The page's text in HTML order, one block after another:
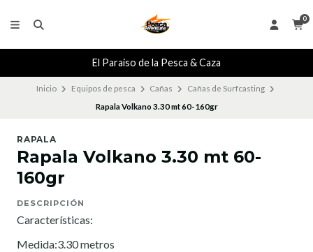
0
El Paraiso de la Pesca & Caza
Inicio Equipos de pesca Cañas
Cañas de Surfcasting
Rapala Volkano 3.30 mt 60-160gr
RAPALA
Rapala Volkano 3.30 mt 60-
160gr
DESCRIPCIÓN
Características:
Medida:3.30 metros